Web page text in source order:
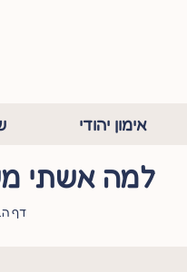
אימון יהודי
למה אשתי
דף